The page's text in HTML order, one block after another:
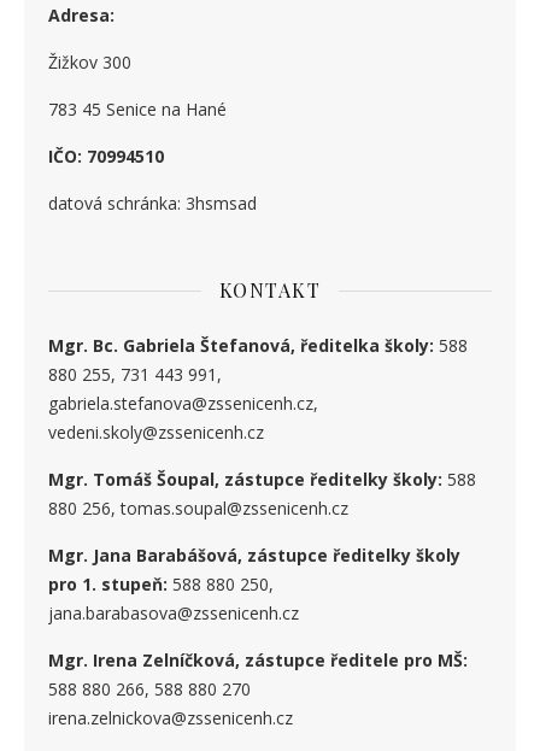
Adresa:
Žižkov 300
783 45 Senice na Hané
IČO: 70994510
datová schránka: 3hsmsad
KONTAKT
Mgr. Bc. Gabriela Štefanová, ředitelka školy: 588
880 255, 731 443 991,
gabriela.stefanova@zssenicenh.cz,
vedeni.skoly@zssenicenh.cz
Mgr. Tomáš Šoupal, zástupce ředitelky školy: 588
880 256, tomas.soupal@zssenicenh.cz
Mgr. Jana Barabášová, zástupce ředitelky školy
pro 1. stupeň: 588 880 250,
jana.barabasova@zssenicenh.cz
Mgr. Irena Zelníčková, zástupce ředitele pro MŠ:
588 880 266, 588 880 270
irena.zelnickova@zssenicenh.cz